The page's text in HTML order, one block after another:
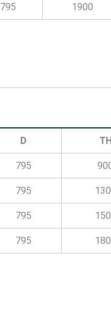
795 1900
D
795
795
795
795